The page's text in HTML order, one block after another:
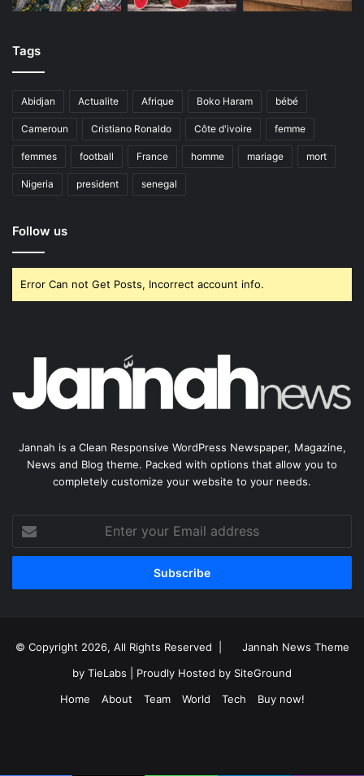
Tags
Abidjan Actualite Afrique Boko Haram bébé
Cameroun Cristiano Ronaldo Côte d'ivoire femme
femmes football France homme mariage mort
Nigeria president senegal
Follow us
Error Can not Get Posts, Incorrect account info.
Jannah is a Clean Responsive WordPress Newspaper, Magazine,
News and Blog theme. Packed with options that allow you to
completely customize your website to your needs.
your
Email
© Copyright 2026, All Rights Reserved |
Jannah News Theme
by TieLabs | Proudly Hosted by SiteGround
Home
About Team World Tech Buy now!